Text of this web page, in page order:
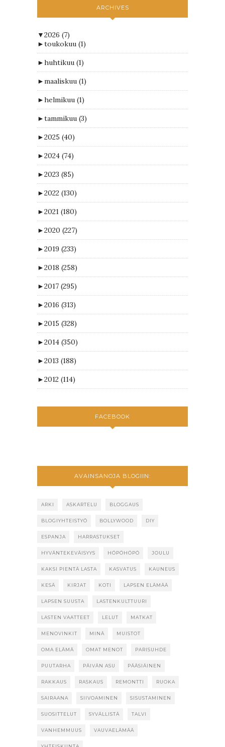
ARCHIVES
▼2026 (7)
►toukokuu (1)
►huhtikuu (1)
►maaliskuu (1)
►helmikuu (1)
►tammikuu (3)
►2025 (40)
►2024 (74)
►2023 (85)
►2022 (130)
►2021 (180)
►2020 (227)
►2019 (233)
►2018 (258)
►2017 (295)
►2016 (313)
►2015 (328)
►2014 (350)
►2013 (188)
►2012 (114)
FACEBOOK
AVAINSANOJA BLOGIIN:
ARKI ASKARTELU BLOGGAUS
BLOGIYHTEISTYÖ BOLLYWOOD DIY
ESPANJA HARRASTUKSET
HYVÄNTEKEVÄISYYS HÖPÖHÖPÖ JOULU
KAKSI PIENTÄ LASTA KASVATUS KAUNEUS
KESÄ KIRJAT KOTI LAPSEN ELÄMÄÄ
LAPSEN SUUSTA LASTENKULTTUURI
LASTEN VAATTEET LELUT MATKAT
MENOVINKIT MINÄ MUISTOT
OMA ELÄMÄ OMAT MENOT PARISUHDE
PUUTARHA PÄIVÄN ASU PÄÄSIÄINEN
RAKKAUS RASKAUS REMONTTI RUOKA
SAIRAANA SIIVOAMINEN SISUSTAMINEN
SUOSITTELUT SYVÄLLISTÄ TALVI
VANHEMMUUS VAUVAELÄMÄÄ